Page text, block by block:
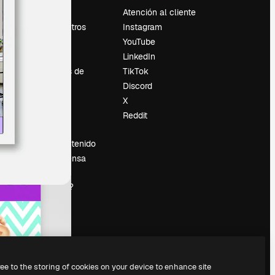
Sobre nosotros
Tendencias de
Vender contenido
Sala de prensa
magnific.ai?
Atención al cliente
Instagram
YouTube
LinkedIn
TikTok
Discord
X
Reddit
to the storing of cookies on your device to enhance site